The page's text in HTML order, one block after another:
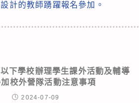
計的教師踴躍報名參加。
下學校辦理學生課外活動及輔導
校外營隊活動注意事項
2024-07-09